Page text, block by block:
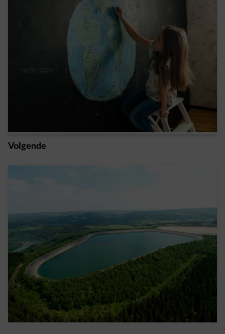
16/01/2024 1 min. Suzanne M.
Milieuvriendelijker en duurzamer leven: zo
zou je ideale dag er kunnen uitzien
Volgende
05/06/2023 1 min. |
Hoe zet ENGIE nog meer water in
elektriciteit om?
Read more